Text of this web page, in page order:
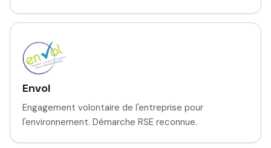
Envol
Engagement volontaire de l'entreprise pour
l'environnement. Démarche RSE reconnue.